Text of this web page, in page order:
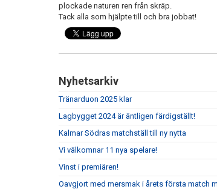
plockade naturen ren från skräp.
Tack alla som hjälpte till och bra jobbat!
Nyhetsarkiv
Tränarduon 2025 klar
Lagbygget 2024 är äntligen färdigställt!
Kalmar Södras matchställ till ny nytta
Vi välkomnar 11 nya spelare!
Vinst i premiären!
Oavgjort med mersmak i årets första match